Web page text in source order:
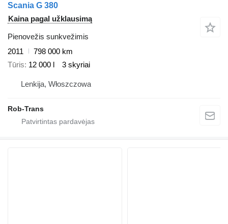
Scania G 380
Kaina pagal užklausimą
Pienovežis sunkvežimis
2011
798 000 km
Tūris 12 000 l 3 skyriai
Lenkija, Włoszczowa
Rob-Trans